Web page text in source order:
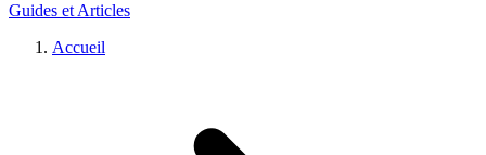
Guides et Articles
Accueil